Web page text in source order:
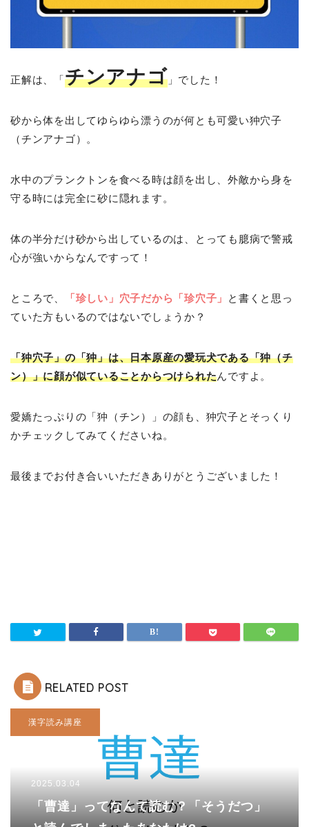
正解は、「チンアナゴ」でした！
砂から体を出してゆらゆら漂うのが何とも可愛い狆穴子
（チンアナゴ）。
水中のプランクトンを食べる時は顔を出し、外敵から身を
守る時には完全に砂に隠れます。
体の半分だけ砂から出しているのは、とっても臆病で警戒
心が強いからなんですって！
ところで、 「珍しい」穴子だから「珍穴子」
と書くと思っ
ていた方もいるのではないでしょうか？
「狆穴子」の「狆」は、日本原産の愛玩犬である「狆（チ
ン）」に顔が似ていることからつけられたんですよ。
愛嬌たっぷりの「狆（チン）」の顔も、狆穴子とそっくり
かチェックしてみてくださいね。
最後までお付き合いいただきありがとうございました！
RELATED POST
漢字読み講座
2025.03.04
「曹達」ってなんて読む？「そうだつ」